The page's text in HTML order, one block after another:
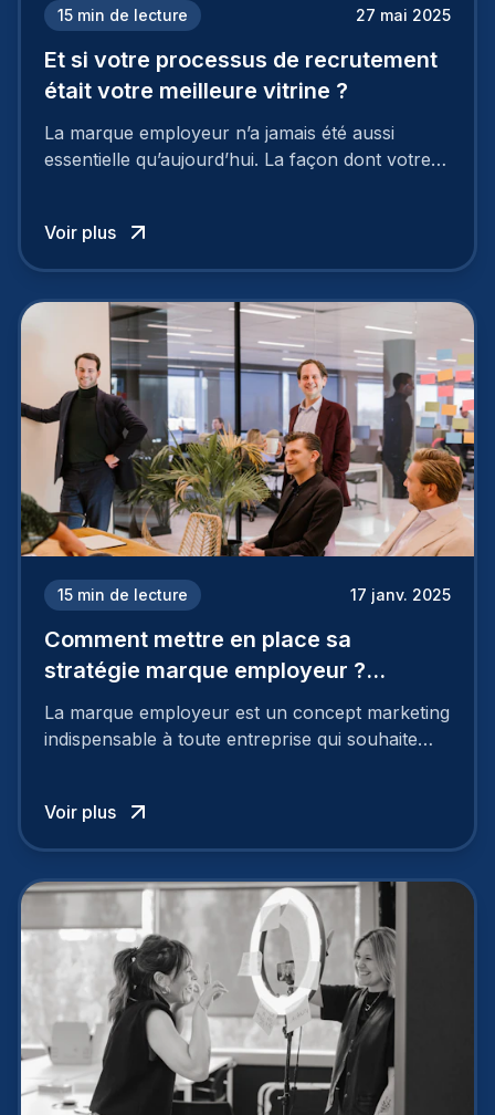
15 min de lecture 27 mai 2025
Et si votre processus de recrutement
était votre meilleure vitrine ?
La marque employeur n’a jamais été aussi
essentielle qu’aujourd’hui. La façon dont votre
à perdre les meilleurs profils.
Voir plus
15 min de lecture 17 janv. 2025
Comment mettre en place sa
stratégie marque employeur ?
Découvrez les 7 étapes
La marque employeur est un concept marketing
indispensable à toute entreprise qui souhaite
employeur solide et positive sont évidentes, ce
travail, pour qu’il soit réussi, ne peut se faire en
mettre en œuvre un certain nombre d’actions.
Voir plus